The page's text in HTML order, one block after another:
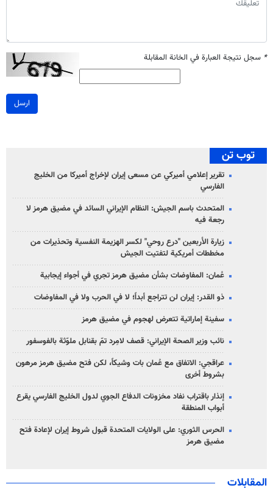
* سجل نتيجة العبارة في الخانة المقابلة
ارسل
توب تن
تقرير إعلامي أميركي عن مسعى إيران لإخراج أميركا من الخليج
الفارسي
المتحدث باسم الجيش: النظام الإيراني السائد في مضيق هرمز لا
رجعة فيه
زيارة الأربعين "درع روحي" لكسر الهزيمة النفسية وتحذيرات من
مخططات أمريكية لتفتيت الجيش
عُمان: المفاوضات بشأن مضيق هرمز تجري في أجواء إيجابية
ذو القدر: إيران لن تتراجع أبداً؛ لا في الحرب ولا في المفاوضات
سفينة إماراتية تتعرض لهجوم في مضيق هرمز
نائب وزير الصحة الإيراني: قصف لامِرد تمّ بقنابل ملوّثة بالفوسفور
عراقجي: الاتفاق مع عُمان بات وشيكاً، لكن فتح مضيق هرمز مرهون
بشروط أخرى
إنذار باقتراب نفاد مخزونات الدفاع الجوي لدول الخليج الفارسي يقرع
أبواب المنطقة
الحرس الثوري: على الولايات المتحدة قبول شروط إيران لإعادة فتح
مضيق هرمز
المقابلات